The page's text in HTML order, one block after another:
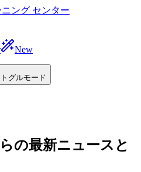
ング センター
New
トグルモード
の最新ニュースと